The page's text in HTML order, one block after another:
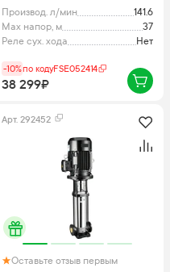
Производ. л/мин
141.6
Max напор, м
37
Реле сух. хода
Нет
-10%по кодуFSE052414
38 299₽
Арт. 292452
Оставьте отзыв первым